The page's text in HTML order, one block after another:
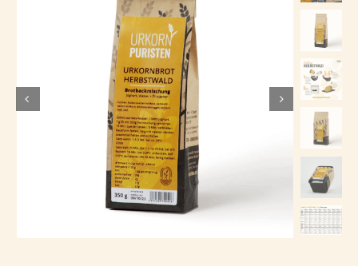
Häufig gestellte Fragen
Kundenstimmen